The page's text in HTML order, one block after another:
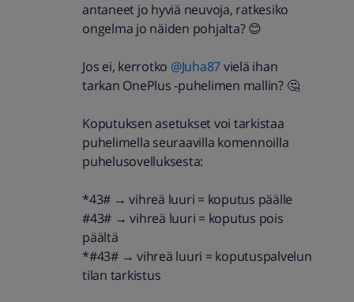
antaneet jo hyviä neuvoja, ratkesiko
ongelma jo näiden pohjalta? 😊
Jos ei, kerrotko @Juha87vielä ihan
tarkan OnePlus -puhelimen mallin? 🤔
Koputuksen asetukset voi tarkistaa
puhelimella seuraavilla komennoilla
puhelusovelluksesta:
*43# →vihreä luuri = koputus päälle
#43# → vihreä luuri = koputus pois
päältä
*#43# → vihreä luuri = koputuspalvelun
tilan tarkistus